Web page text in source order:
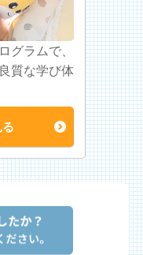
グラムで、
質な学び体